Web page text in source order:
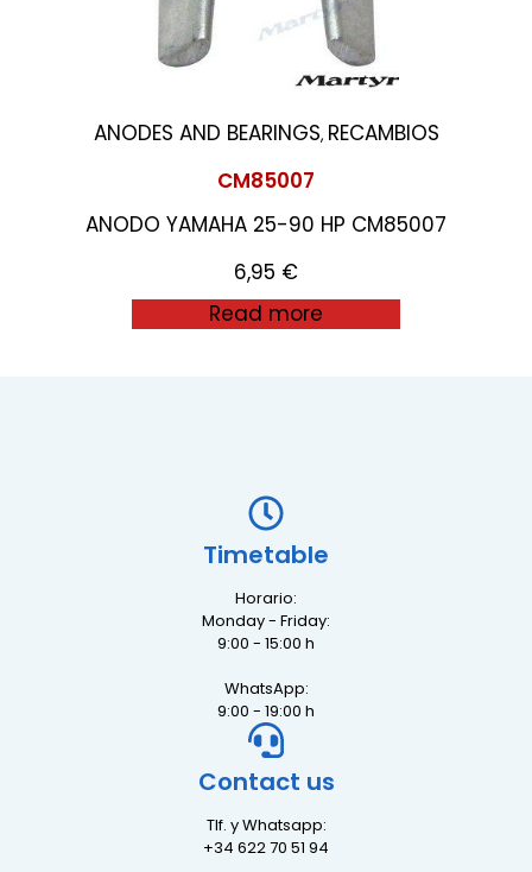
ANODES AND BEARINGS, RECAMBIOS
CM85007
ANODO YAMAHA 25-90 HP CM85007
6,95 €
Read more
Timetable
Horario:
Monday - Friday:
9:00 - 15:00 h
WhatsApp:
9:00 - 19:00 h
Contact us
Tlf. y Whatsapp:
+34 622 70 51 94